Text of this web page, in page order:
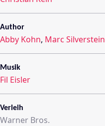
Author
Abby Kohn, Marc Silverstein
Musik
Fil Eisler
Verleih
Warner Bros.